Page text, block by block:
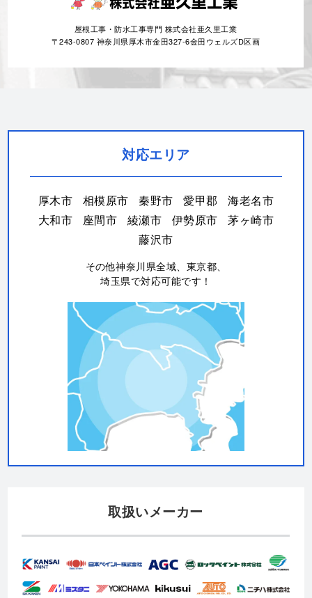
屋根工事・防水工事専門 株式会社亜久里工業
〒243-0807 神奈川県厚木市金田327-6金田ウェルズD区画
対応エリア
厚木市 相模原市 秦野市 愛甲郡
海老名市
大和市
座間市 綾瀬市 伊勢原市
茅ヶ崎市
藤沢市
その他神奈川県全域、東京都、
埼玉県で対応可能です！
取扱いメーカー